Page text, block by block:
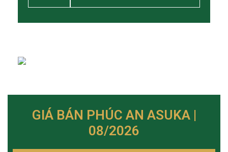
GIÁ BÁN PHÚC AN ASUKA |
08/2026